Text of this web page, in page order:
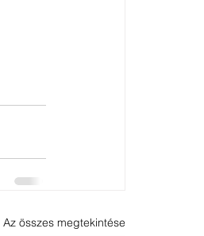
Az összes megtekintése